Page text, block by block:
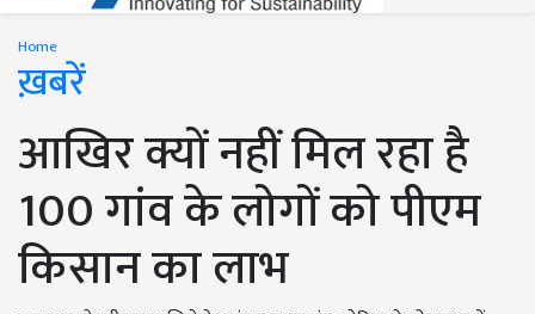
Home
ख़बरें
आखिर क्यों नहीं मिल रहा है
100 गांव के लोगों को पीएम
किसान का लाभ